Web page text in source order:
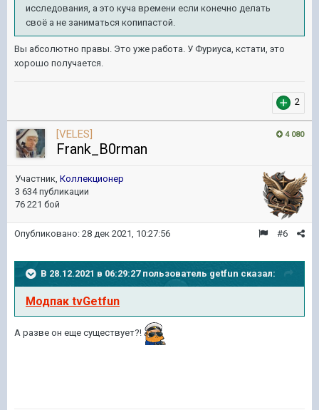
исследования, а это куча времени если конечно делать
своё а не заниматься копипастой.
Вы абсолютно правы. Это уже работа. У Фуриуса, кстати, это
хорошо получается.
2
4 080
[VELES]
Frank_B0rman
Участник, Коллекционер
3 634 публикации
76 221 бой
#6
Опубликовано: 28 дек 2021, 10:27:56
В 28.12.2021 в 06:29:27 пользователь getfun сказал:
Модпак tvGetfun
А разве он еще существует?!